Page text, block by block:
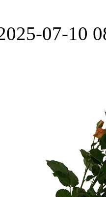
07-10